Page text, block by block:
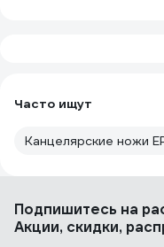
Часто ищут
Канцелярские ножи
Подпишитесь на
Акции, скидки,